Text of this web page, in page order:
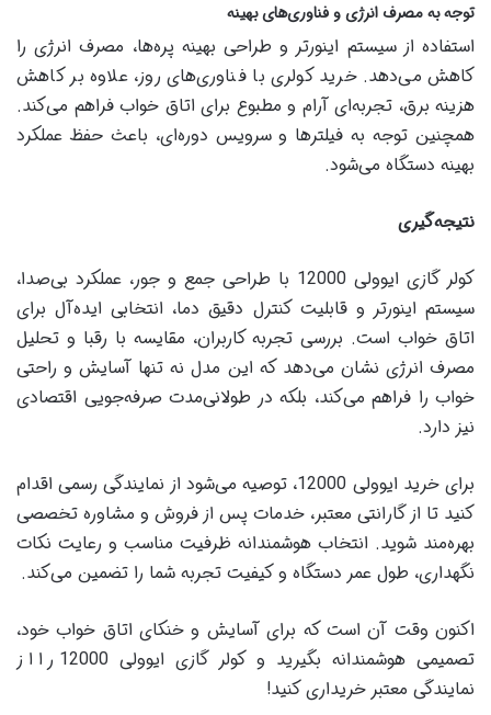
توجه به مصرف انرژی و فناوری‌های بهینه
استفاده از سیستم اینورتر و طراحی بهینه پره‌ها، مصرف انرژی را
کاهش می‌دهد. خرید کولری با فناوری‌های روز، علاوه بر کاهش
هزینه برق، تجربه‌ای آرام و مطبوع برای اتاق خواب فراهم می‌کند.
همچنین توجه به فیلترها و سرویس دوره‌ای، باعث حفظ عملکرد
بهینه دستگاه می‌شود.
نتیجه‌گیری
کولر گازی ایوولی 12000 با طراحی جمع و جور، عملکرد بی‌صدا،
سیستم اینورتر و قابلیت کنترل دقیق دما، انتخابی ایده‌آل برای
اتاق خواب است. بررسی تجربه کاربران، مقایسه با رقبا و تحلیل
مصرف انرژی نشان می‌دهد که این مدل نه تنها آسایش و راحتی
خواب را فراهم می‌کند، بلکه در طولانی‌مدت صرفه‌جویی اقتصادی
نیز دارد.
برای خرید ایوولی 12000، توصیه می‌شود از نمایندگی رسمی اقدام
کنید تا از گارانتی معتبر، خدمات پس از فروش و مشاوره تخصصی
بهره‌مند شوید. انتخاب هوشمندانه ظرفیت مناسب و رعایت نکات
نگهداری، طول عمر دستگاه و کیفیت تجربه شما را تضمین می‌کند.
اکنون وقت آن است که برای آسایش و خنکای اتاق خواب خود،
تصمیمی هوشمندانه بگیرید و کولر گازی ایوولی 12000 را از
نمایندگی معتبر خریداری کنید!